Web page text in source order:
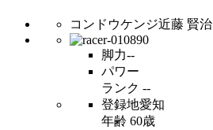
コンドウケンジ近藤 賢治
脚力--
パワー
ランク --
登録地愛知
年齢 60歳